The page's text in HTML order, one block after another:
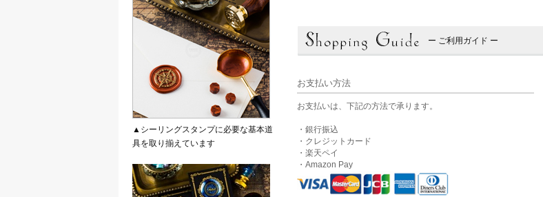
ー ご利用ガイド ー
お支払い方法
お支払いは、下記の方法で承ります。
・銀行振込
・クレジットカード
・楽天ペイ
・Amazon Pay
▲シーリングスタンプに必要な基本道
具を取り揃えています